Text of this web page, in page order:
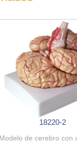
18220-2
Modelo de cerebro con